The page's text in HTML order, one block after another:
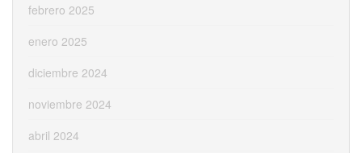
febrero 2025
enero 2025
diciembre 2024
noviembre 2024
abril 2024